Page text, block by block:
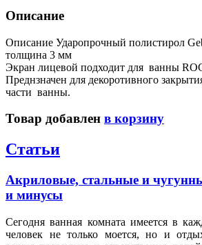
Описание
Описание Ударопрочный полистирол
толщина 3 мм
Экран лицевой подходит для ванны
Преднзначен для декоротивного
части ванны.
Товар добавлен в корзину
Статьи
Акриловые, стальные и
и минусы
Сегодня ванная комната имеется в
человек не только моется, но и